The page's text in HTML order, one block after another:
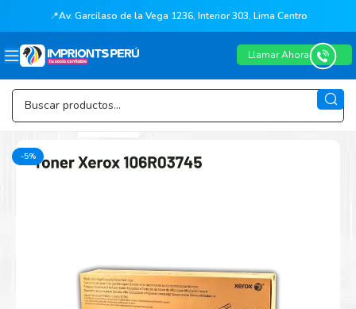
📍Av. Garcilaso de la Vega 1236, Interior 303, Lima Centro
Llamar Ahora
-5%